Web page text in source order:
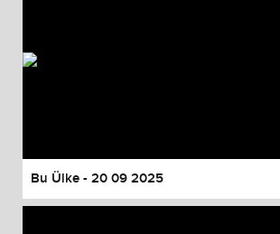
Bu Ülke - 20 09 2025